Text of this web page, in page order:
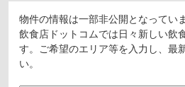
物件の情報は一部非公開となっていま
飲食店ドットコムでは日々新しい飲
す。ご希望のエリア等を入力し、最
い。